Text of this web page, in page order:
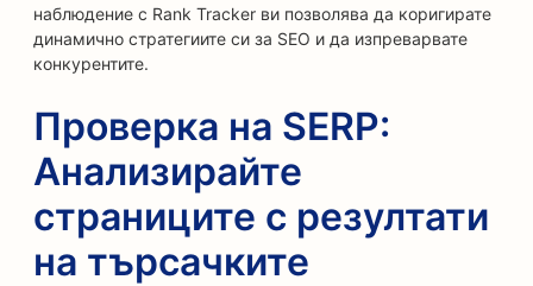
наблюдение с Rank Tracker ви позволява да коригирате
динамично стратегиите си за SEO и да изпреварвате
конкурентите.
Проверка на SERP:
Анализирайте
страниците с резултати
на търсачките